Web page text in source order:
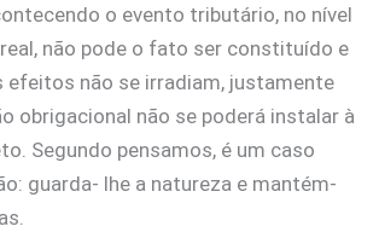
o evento tributário, no nível
não pode o fato ser constituído e
efeitos não se irradiam, justamente
obrigacional não se poderá instalar à
Segundo pensamos, é um caso
guarda- lhe a natureza e mantém-